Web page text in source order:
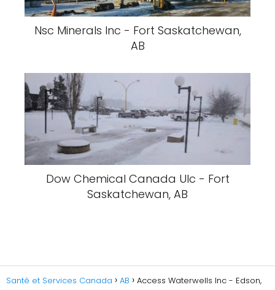
Nsc Minerals Inc - Fort Saskatchewan,
AB
Dow Chemical Canada Ulc - Fort
Saskatchewan, AB
Santé et Services Canada AB
Access Waterwells Inc - Edson,